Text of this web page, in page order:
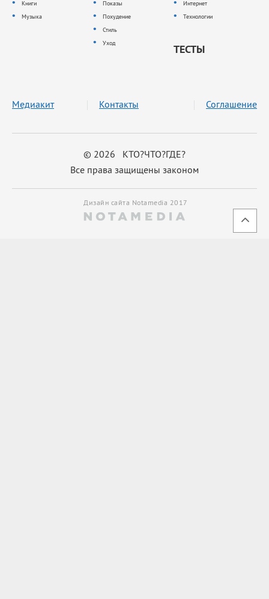
Книги
Музыка
Показы
Похудение
Стиль
Уход
Интернет
Технологии
ТЕСТЫ
© 2026 КТО?ЧТО?ГДЕ?
Все права защищены законом
Медиакит Контакты Соглашение
Дизайн сайта Notamedia 2017